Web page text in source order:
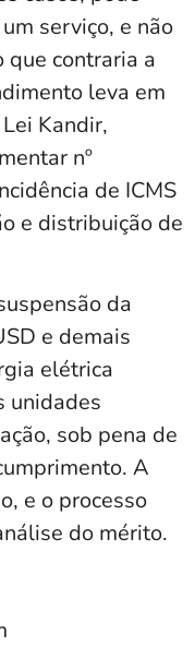
serviço, e não
que contraria a
leva em
Kandir,
nº
de ICMS
e distribuição de
da
e demais
elétrica
unidades
sob pena de
A
e o processo
do mérito.